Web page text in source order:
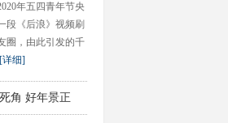
年五四青年节央
段《后浪》视频刷
圈，由此引发的千
[详细]
角 好年景正